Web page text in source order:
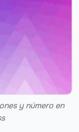
y número en